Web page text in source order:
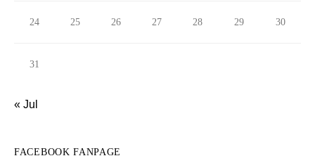
24 25 26 27 28 29 30
31
« Jul
FACEBOOK FANPAGE